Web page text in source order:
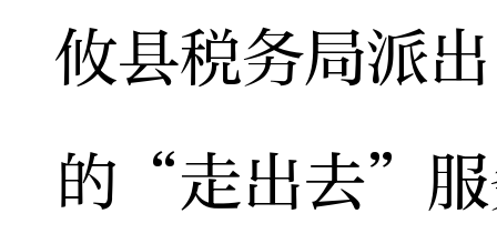
攸县税务局派
的“走出去”服